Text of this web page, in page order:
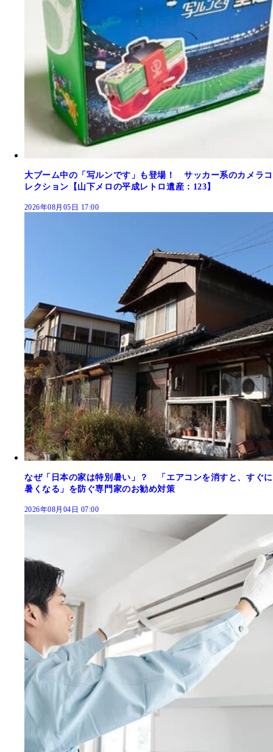
大ブーム中の「写ルンです」も登場！ サッカー系のカメラコ
レクション【山下メロの平成レトロ遺産：123】
2026年08月05日 17:00
なぜ「日本の家は特別暑い」？ 「エアコンを消すと、すぐに
暑くなる」を防ぐ専門家のお勧め対策
2026年08月04日 07:00